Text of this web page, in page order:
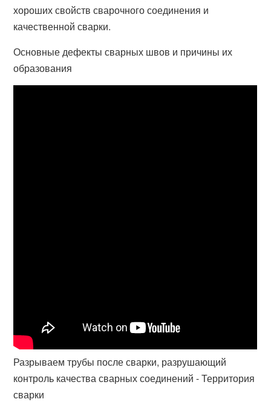
хороших свойств сварочного соединения и
качественной сварки.
Основные дефекты сварных швов и причины их
образования
Разрываем трубы после сварки, разрушающий
контроль качества сварных соединений - Территория
сварки